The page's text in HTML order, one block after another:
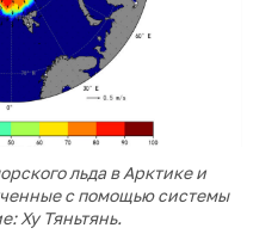
льда в Арктике и
с помощью системы
Ху Тяньтянь.